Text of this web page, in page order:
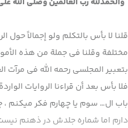
قلنا لا بأس بالتكلم ولو إجمالاً حول
مختلفة وقلنا في جملة من هذه
بتعبير المجلسي رحمه الله في مرآت
فلا بأس بعد أن قراءنا الروايات
باب ال… سوم یا چهارم فکر میکنم ،
دارم اما شماره جلدش در ذهنم